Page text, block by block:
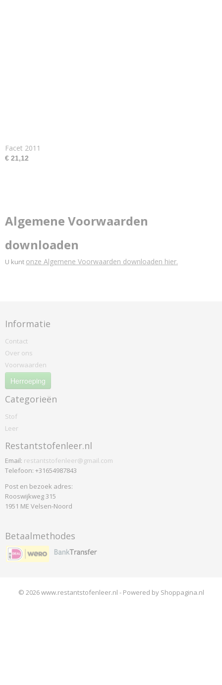
Facet 2011
€ 21,12
Algemene Voorwaarden
downloaden
U kunt onze Algemene Voorwaarden downloaden hier.
Informatie
Contact
Over ons
Voorwaarden
Herroeping
Categorieën
Stof
Leer
Restantstofenleer.nl
Email: restantstofenleer@gmail.com
Telefoon: +31654987843
Post en bezoek adres:
Rooswijkweg 315
1951 ME Velsen-Noord
Betaalmethodes
© 2026 www.restantstofenleer.nl - Powered by Shoppagina.nl